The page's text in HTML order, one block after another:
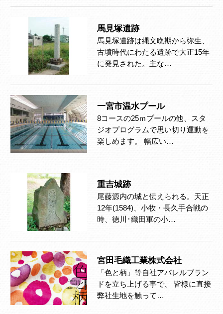
馬見塚遺跡
馬見塚遺跡は縄文晩期から弥生、
古墳時代にわたる遺跡で大正15年
に発見された。主な…
一宮市温水プール
8コースの25ｍプールの他、スタ
ジオプログラムで思い切り運動を
楽しめます。 幅広い…
重吉城跡
尾藤源内の城と伝えられる。天正
12年(1584)、小牧・長久手合戦の
時、徳川･織田軍の小…
宮田毛織工業株式会社
「色と柄」等自社アパレルブラン
ドを立ち上げる事で、 皆様に直接
弊社生地を触って…